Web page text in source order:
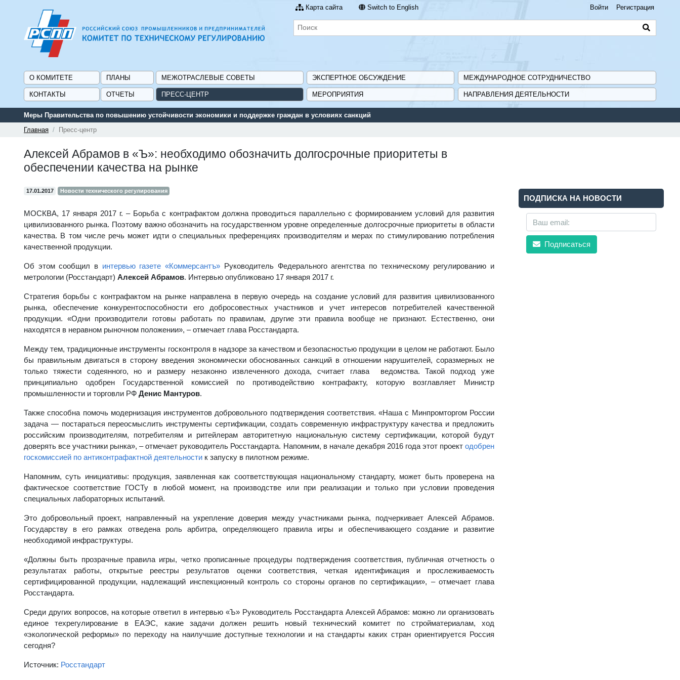
Карта сайта Switch to English Войти Регистрация
О КОМИТЕТЕ ПЛАНЫ МЕЖОТРАСЛЕВЫЕ СОВЕТЫ ЭКСПЕРТНОЕ ОБСУЖДЕНИЕ МЕЖДУНАРОДНОЕ СОТРУДНИЧЕСТВО
КОНТАКТЫ ОТЧЕТЫ ПРЕСС-ЦЕНТР МЕРОПРИЯТИЯ НАПРАВЛЕНИЯ ДЕЯТЕЛЬНОСТИ
Меры Правительства по повышению устойчивости экономики и поддержке граждан в условиях санкций
Главная
Пресс-центр
Алексей Абрамов в «Ъ»: необходимо обозначить долгосрочные приоритеты в
обеспечении качества на рынке
17.01.2017 Новости технического регулирования
МОСКВА, 17 января 2017 г. – Борьба с контрафактом должна проводиться параллельно с формированием условий для развития
цивилизованного рынка. Поэтому важно обозначить на государственном уровне определенные долгосрочные приоритеты в области
качества. В том числе речь может идти о специальных преференциях производителям и мерах по стимулированию потребления
качественной продукции.
Об этом сообщил в интервью газете «Коммерсантъ» Руководитель Федерального агентства по техническому регулированию и
метрологии (Росстандарт) Алексей Абрамов. Интервью опубликовано 17 января 2017 г.
Стратегия борьбы с контрафактом на рынке направлена в первую очередь на создание условий для развития цивилизованного
рынка, обеспечение конкурентоспособности его добросовестных участников и учет интересов потребителей качественной
продукции. «Одни производители готовы работать по правилам, другие эти правила вообще не признают. Естественно, они
находятся в неравном рыночном положении», – отмечает глава Росстандарта.
Между тем, традиционные инструменты госконтроля в надзоре за качеством и безопасностью продукции в целом не работают. Было
бы правильным двигаться в сторону введения экономически обоснованных санкций в отношении нарушителей, соразмерных не
только тяжести содеянного, но и размеру незаконно извлеченного дохода, считает глава ведомства. Такой подход уже
принципиально одобрен Государственной комиссией по противодействию контрафакту, которую возглавляет Министр
промышленности и торговли РФ Денис Мантуров.
Также способна помочь модернизация инструментов добровольного подтверждения соответствия. «Наша с Минпромторгом России
задача — постараться переосмыслить инструменты сертификации, создать современную инфраструктуру качества и предложить
российским производителям, потребителям и ритейлерам авторитетную национальную систему сертификации, которой будут
доверять все участники рынка», – отмечает руководитель Росстандарта. Напомним, в начале декабря 2016 года этот проект одобрен
госкомиссией по антиконтрафактной деятельности к запуску в пилотном режиме.
Напомним, суть инициативы: продукция, заявленная как соответствующая национальному стандарту, может быть проверена на
фактическое соответствие ГОСТу в любой момент, на производстве или при реализации и только при условии проведения
специальных лабораторных испытаний.
Это добровольный проект, направленный на укрепление доверия между участниками рынка, подчеркивает Алексей Абрамов.
Государству в его рамках отведена роль арбитра, определяющего правила игры и обеспечивающего создание и развитие
необходимой инфраструктуры.
«Должны быть прозрачные правила игры, четко прописанные процедуры подтверждения соответствия, публичная отчетность о
результатах работы, открытые реестры результатов оценки соответствия, четкая идентификация и прослеживаемость
сертифицированной продукции, надлежащий инспекционный контроль со стороны органов по сертификации», – отмечает глава
Росстандарта.
Среди других вопросов, на которые ответил в интервью «Ъ» Руководитель Росстандарта Алексей Абрамов: можно ли организовать
единое техрегулирование в ЕАЭС, какие задачи должен решить новый технический комитет по стройматериалам, ход
«экологической реформы» по переходу на наилучшие доступные технологии и на стандарты каких стран ориентируется Россия
сегодня?
Источник: Росстандарт
ПОДПИСКА НА НОВОСТИ
Подписаться